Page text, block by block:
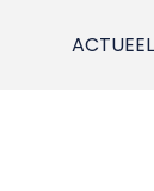
ACTUEEL